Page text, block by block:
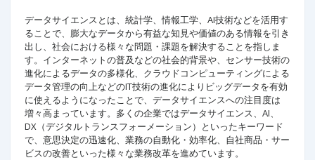
データサイエンスとは、統計学、情報工学、AI技術などを活用す
ることで、膨大なデータから有益な知見や価値のある情報を引き
出し、社会における様々な問題・課題を解決することを指しま
す。インターネットの普及などの社会的背景や、センサー技術の
進化によるデータの多様化、クラウドコンピューティングによる
データ管理の向上などのIT技術の進化によりビッグデータを有効
に使えるようになったことで、データサイエンスへの注目度は
増々高まっています。多くの企業ではデータサイエンス、AI、
DX（デジタルトランスフォーメーション）といったキーワード
で、意思決定の迅速化、業務の自動化・効率化、自社商品・サー
ビスの改善といった様々な業務改革を進めています。​